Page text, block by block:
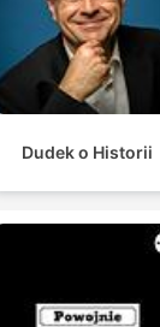
Dudek o Historii